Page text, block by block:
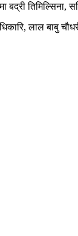
बद्री
लाल बाबु